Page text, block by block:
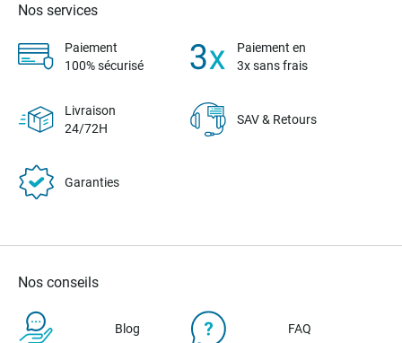
Nos services
Paiement
100% sécurisé
Paiement en
3x sans frais
Livraison
24/72H
SAV & Retours
Garanties
Nos conseils
Blog FAQ